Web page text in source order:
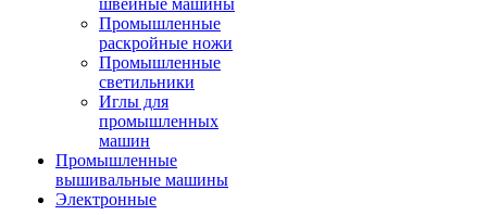
швейные машины
Промышленные
раскройные ножи
Промышленные
светильники
Иглы для
промышленных
машин
Промышленные
вышивальные машины
Электронные